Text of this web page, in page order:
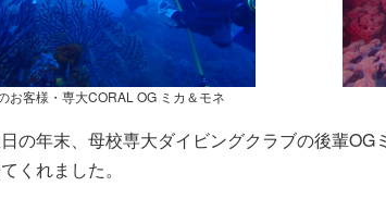
お客様・専大CORAL OG ミカ＆モネ
の年末、母校専大ダイビングクラブの後輩
くれました。